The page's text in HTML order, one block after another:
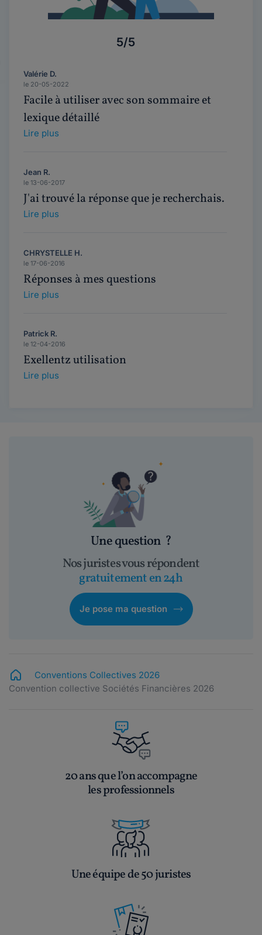
5/5
Valérie D.
le 20-05-2022
Facile à utiliser avec son sommaire et
lexique détaillé
Lire plus
Jean R.
le 13-06-2017
J'ai trouvé la réponse que je recherchais.
Lire plus
CHRYSTELLE H.
le 17-06-2016
Réponses à mes questions
Lire plus
Patrick R.
le 12-04-2016
Exellentz utilisation
Lire plus
Une question ?
Nos juristes vous répondent
gratuitement en 24h
Je pose ma question
Conventions Collectives 2026
Convention collective Sociétés Financières 2026
20 ans que l’on accompagne
les professionnels
Une équipe de 50 juristes